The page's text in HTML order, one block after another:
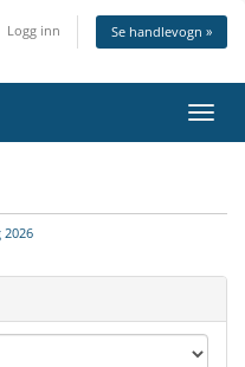
Logg inn Se handlevogn »
Bytt
2026